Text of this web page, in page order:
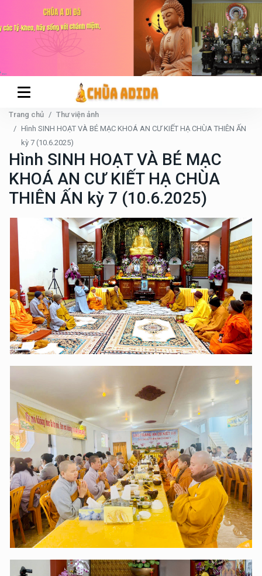
Trang chủ
Thư viện ảnh
Hình SINH HOẠT VÀ BÉ MẠC KHOÁ AN CƯ KIẾT HẠ CHÙA THIÊN ẤN
kỳ 7 (10.6.2025)
Hình SINH HOẠT VÀ BÉ MẠC
KHOÁ AN CƯ KIẾT HẠ CHÙA
THIÊN ẤN kỳ 7 (10.6.2025)